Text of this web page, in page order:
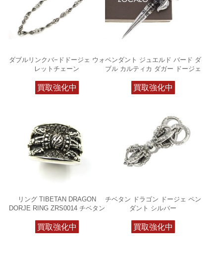
ダブルリンクバ−ドドージェ ウォ
レットチェーン
買取強化中
ペンダント ジュエルド バード ダ
ブル カルティカ ダガー ドージェ
買取強化中
リング TIBETAN DRAGON
DORJE RING ZRS0014 チベタン
買取強化中
チベタン ドラゴン ドージェ ペン
ダント シルバー
買取強化中